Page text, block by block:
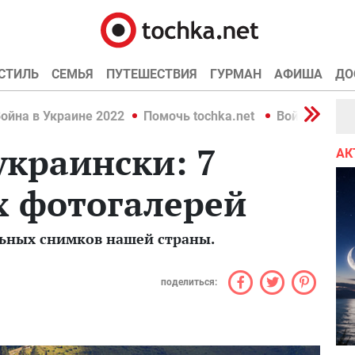
СЕМЬЯ ПУТЕШЕСТВИЯ ГУРМАН АФИША
в Украине 2022 Помочь tochka.net Война в
7
снимков нашей страны.
поделиться: